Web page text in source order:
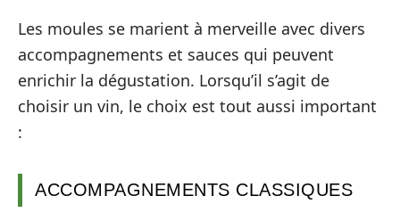
Les moules se marient à merveille avec divers
accompagnements et sauces qui peuvent
enrichir la dégustation. Lorsqu’il s’agit de
choisir un vin, le choix est tout aussi important
:
ACCOMPAGNEMENTS CLASSIQUES